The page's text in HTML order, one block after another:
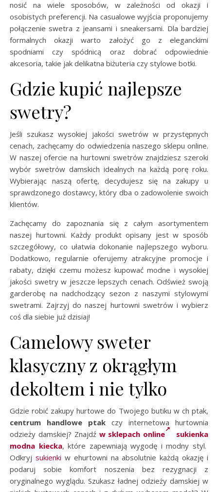
nosić na wiele sposobów, w zależności od okazji i
osobistych preferencji. Na casualowe wyjścia proponujemy
połączenie swetra z jeansami i sneakersami. Dla bardziej
formalnych okazji warto założyć go z eleganckimi
spodniami czy spódnicą oraz dobrać odpowiednie
akcesoria, takie jak delikatna biżuteria czy stylowe botki.
Gdzie kupić najlepsze
swetry?
Jeśli szukasz wysokiej jakości swetrów w przystępnych
cenach, zachęcamy do odwiedzenia naszego sklepu online.
W naszej ofercie na hurtowni swetrów znajdziesz szeroki
wybór swetrów damskich idealnych na każdą porę roku.
Wybierając naszą ofertę, decydujesz się na zakupy u
sprawdzonego dostawcy, który dba o zadowolenie swoich
klientów.
Zachęcamy do zapoznania się z całym asortymentem
naszej hurtowni. Każdy produkt opisany jest w sposób
szczegółowy, co ułatwia dokonanie najlepszego wyboru.
Dodatkowo, regularnie oferujemy atrakcyjne promocje i
rabaty, dzięki czemu możesz kupować modne i wysokiej
jakości swetry w jeszcze lepszych cenach. Odśwież swoją
garderobę na nadchodzący sezon z naszymi stylowymi
swetrami. Zajrzyj do naszej hurtowni swetrów i wybierz
coś dla siebie już dzisiaj!
Camelowy sweter
klasyczny z okrągłym
dekoltem i nie tylko
Gdzie robić zakupy hurtowe do Twojego butiku w ch ptak,
centrum handlowe ptak czy internetowa hurtownia
odzieży damskiej? Znajdź w sklepach online
sukienka
modna kiecka, które zapewniają wygodę i modny styl.
Odkryj sukienki w ehurtowni na absolutnie każdą okazję i
podaruj sobie komfort noszenia bez rezygnacji z
oryginalnego wyglądu. Szukasz ładnej odzieży damskiej w